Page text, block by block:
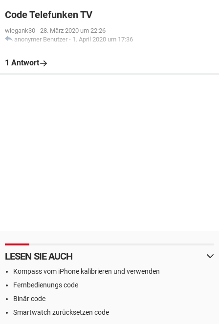
Code Telefunken TV
wiegank30 - 28. März 2020 um 22:26
anonymer Benutzer - 1. April 2020 um 17:36
1 Antwort
LESEN SIE AUCH
Kompass vom iPhone kalibrieren und verwenden
Fernbedienungs code
Binär code
Smartwatch zurücksetzen code